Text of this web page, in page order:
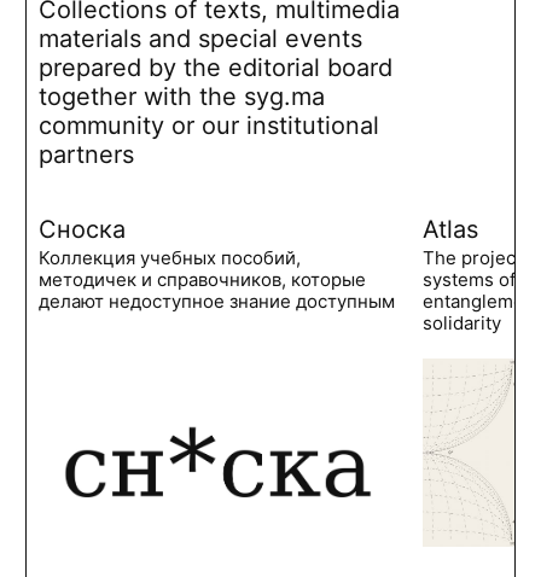
Collections of texts, multimedia
materials and special events
prepared by the editorial board
together with the syg.ma
community or our institutional
partners
Сноска
Коллекция учебных пособий,
методичек и справочников, которые
делают недоступное знание доступным
Atlas
The project
systems of
solidarity